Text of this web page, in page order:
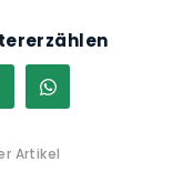
Artikel